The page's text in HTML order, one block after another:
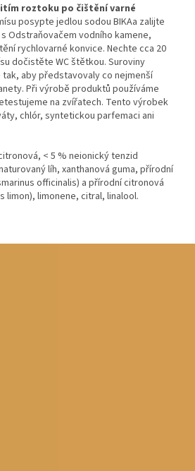
roztoku po čištění varné
posypte jedlou sodou BIKAa zalijte
Odstraňovačem vodního kamene,
rychlovarné konvice. Nechte cca 20
dočistěte WC štětkou. Suroviny
aby představovaly co nejmenší
Při výrobě produktů používáme
na zvířatech. Tento výrobek
chlór, syntetickou parfemaci ani
< 5 % neionický tenzid
líh, xanthanová guma, přírodní
officinalis) a přírodní citronová
limon), limonene, citral, linalool.